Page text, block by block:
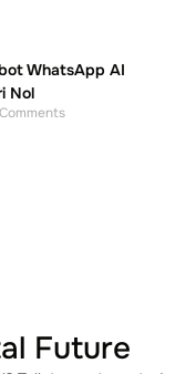
WhatsApp AI
Nol
Future